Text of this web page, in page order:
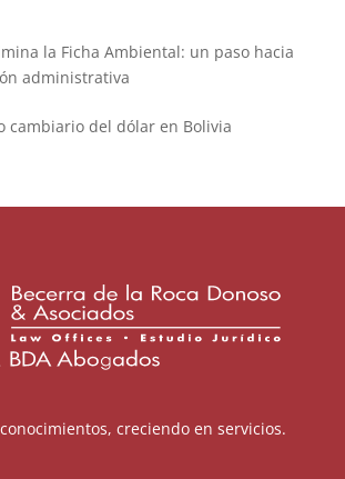
la Ficha Ambiental: un paso hacia
administrativa
cambiario del dólar en Bolivia
creciendo en servicios.